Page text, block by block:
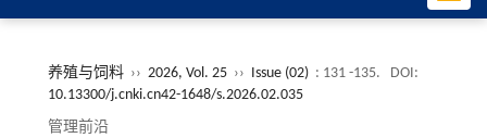
养殖与饲料 ›› 2026, Vol. 25 ›› Issue (02) : 131 -135.
DOI:
10.13300/j.cnki.cn42-1648/s.2026.02.035
管理前沿